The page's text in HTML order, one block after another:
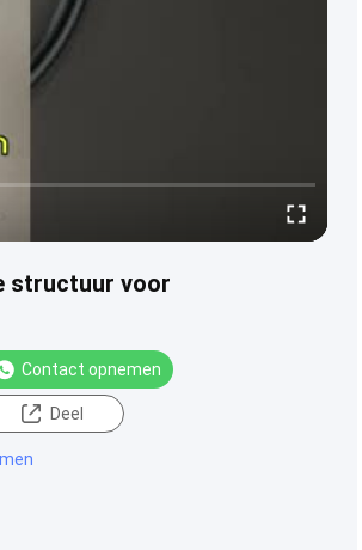
structuur voor
Contact opnemen
Deel